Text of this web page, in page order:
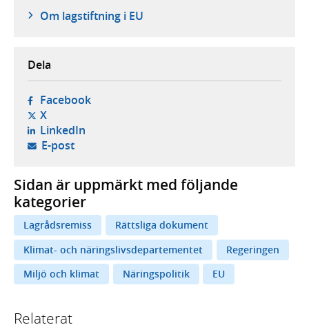
Om lagstiftning i EU
Dela
Facebook- öppnas i ny flik, extern webbplats,
X- öppnas i ny flik, extern webbplats,
LinkedIn- öppnas i ny flik, extern webbplats,
E-post- öppnar din e-postklient,
Sidan är uppmärkt med följande
kategorier
Lagrådsremiss
Rättsliga dokument
Klimat- och näringslivsdepartementet
Regeringen
Miljö och klimat
Näringspolitik EU
Relaterat